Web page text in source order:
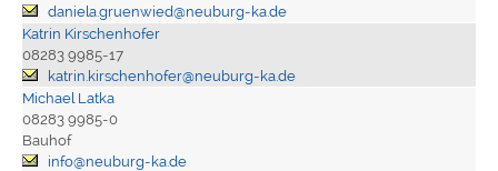
daniela.gruenwied@neuburg-ka.de
Katrin Kirschenhofer
08283 9985-17
katrin.kirschenhofer@neuburg-ka.de
Michael Latka
08283 9985-0
Bauhof
info@neuburg-ka.de